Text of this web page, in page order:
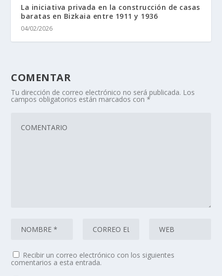
La iniciativa privada en la construcción de casas
baratas en Bizkaia entre 1911 y 1936
04/02/2026
COMENTAR
Tu dirección de correo electrónico no será publicada. Los
campos obligatorios están marcados con*
Recibir un correo electrónico con los siguientes
comentarios a esta entrada.